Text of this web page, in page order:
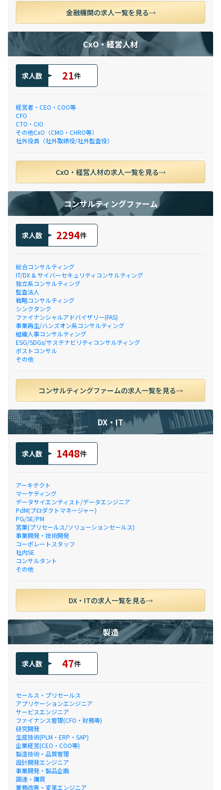
金融機関の求人一覧を見る
CxO・経営人材
求人数 21件
経営者・CEO・COO等
CFO
CTO・CIO
その他CxO（CMO・CHRO等）
社外役員（社外取締役/社外監査役）
CxO・経営人材の求人一覧を見る
コンサルティングファーム
求人数 2294件
総合コンサルティング
IT/DX & サイバーセキュリティコンサルティング
独立系コンサルティング
監査法人
戦略コンサルティング
シンクタンク
ファイナンシャルアドバイザリー(FAS)
事業再生/ハンズオン系コンサルティング
組織人事コンサルティング
ESG/SDGs/サステナビリティコンサルティング
ポストコンサル
その他
コンサルティングファームの求人一覧を見る
DX・IT
求人数 1448件
アーキテクト
マーケティング
データサイエンティスト/データエンジニア
PdM(プロダクトマネージャー)
PG/SE/PM
営業(プリセールス/ソリューションセールス)
事業開発・技術開発
コーポレートスタッフ
社内SE
コンサルタント
その他
DX・ITの求人一覧を見る
製造
求人数 47件
セールス・プリセールス
アプリケーションエンジニア
サービスエンジニア
ファイナンス管理(CFO・財務等)
研究開発
生産技術(PLM・ERP・SAP)
企業経営(CEO・COO等)
製造技術・品質管理
設計開発エンジニア
事業開発・製品企画
調達・購買
業務改善・変革エンジニア